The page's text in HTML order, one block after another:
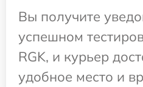
Вы получите
успешном
RGK, и курьер
удобное место и